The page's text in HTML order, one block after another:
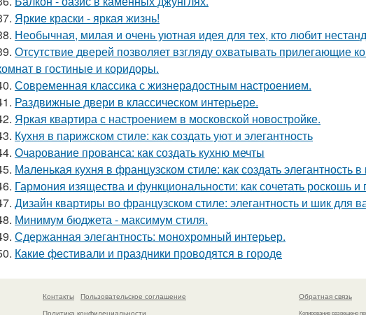
Яркие краски - яркая жизнь!
Необычная, милая и очень уютная идея для тех, кто любит
Отсутствие дверей позволяет взгляду охватывать прилегающие
в гостиные и коридоры.
Современная классика с жизнерадостным настроением.
Раздвижные двери в классическом интерьере.
Яркая квартира с настроением в московской новостройке.
Кухня в парижском стиле: как создать уют и элегантность
Очарование прованса: как создать кухню мечты
Маленькая кухня в французском стиле: как создать элегантность
Гармония изящества и функциональности: как сочетать роскошь и
Дизайн квартиры во французском стиле: элегантность и шик для
Минимум бюджета - максимум стиля.
Сдержанная элегантность: монохромный интерьер.
Какие фестивали и праздники проводятся в городе
Контакты
Пользовательское соглашение
Политика конфидециальности
Обратная связь
Копирование разрешено